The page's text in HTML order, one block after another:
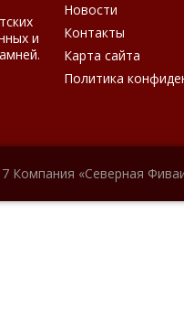
и
Новости
Контакты
Карта сайта
Политика
Компания «Северная